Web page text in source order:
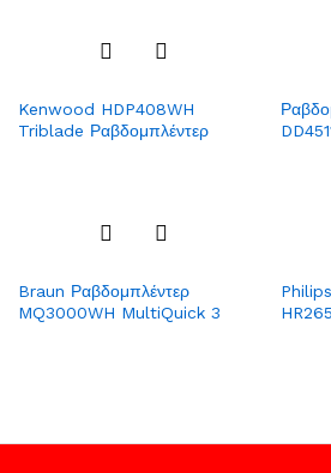
to
Wish
Kenwood HDP408WH
Triblade Ραβδομπλέντερ
to
Wish
Braun Ραβδομπλέντερ
MQ3000WH MultiQuick 3